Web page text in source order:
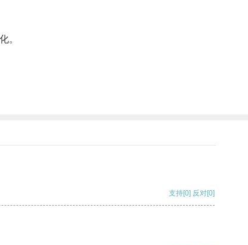
。
支持[0] 反对[0]